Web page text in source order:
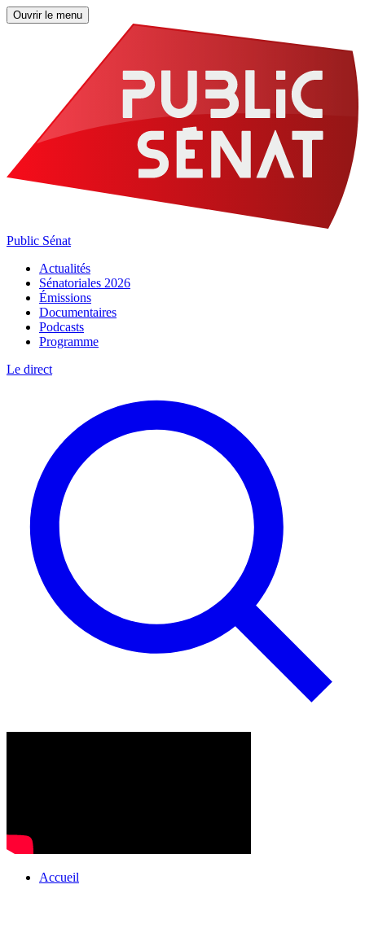
Ouvrir le menu
Public Sénat
Actualités
Sénatoriales 2026
Émissions
Documentaires
Podcasts
Programme
Le direct
Accueil